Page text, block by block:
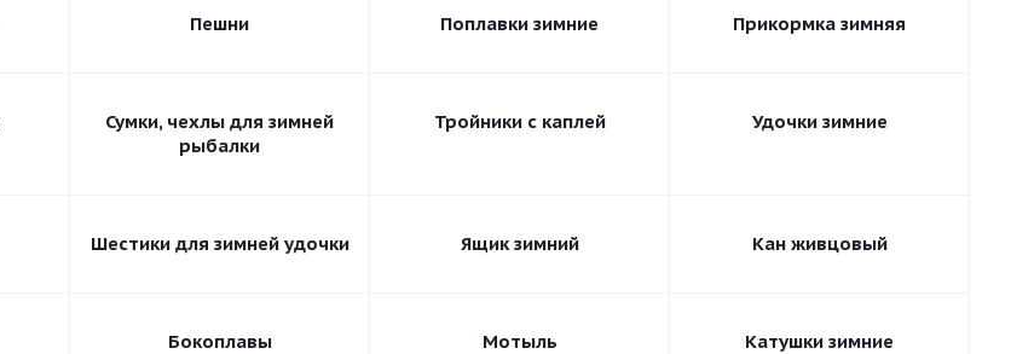
Пешни Поплавки зимние Прикормка зимняя
Сумки, чехлы для зимней
рыбалки
Тройники с каплей Удочки зимние
Шестики для зимней удочки Ящик зимний Кан живцовый
Бокоплавы Мотыль Катушки зимние